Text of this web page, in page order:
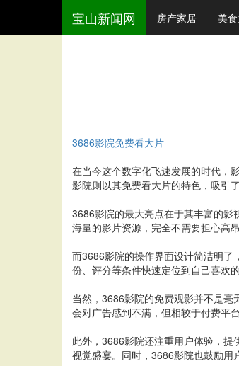
宝山新闻网 房产家居 美
3686影院免费看大片
在当今这个数字化飞速发展的时代，
影院则以其免费看大片的特色，吸引
3686影院的最大亮点在于其丰富的
海量的影片资源，完全不需要担心高
而3686影院的操作界面设计简洁明了
份、评分等条件快速定位到自己喜欢
当然，3686影院的免费观影并不是
会对广告感到不满，但相较于付费平
此外，3686影院还注重用户体验，
视觉盛宴。同时，3686影院也鼓励用